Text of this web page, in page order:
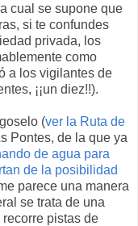
cual se supone que
si te confundes
privada, los
como
a los vigilantes de
¡¡un diez!!).
(ver la Ruta de
Pontes, de la que ya
de agua para
de la posibilidad
parece una manera
se trata de una
pistas de